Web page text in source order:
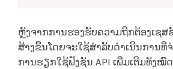
ຫຼັງຈາກການຮອງຮັບຄວາມຖືກຕ້ອງເຊ
ສ້າງຂຶ້ນໂດຍຈະໃຊ້ສໍາລັບດໍາເນີນການທີ່
ການຮຽກໃຊ້ຟັງຊັນ API ເພີ່ມເຕີມທັງໝົ